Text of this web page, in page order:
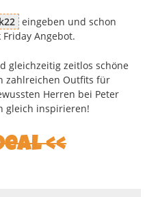
eingeben und schon
Angebot.
gleichzeitig zeitlos schöne
zahlreichen Outfits für
Herren bei Peter
gleich inspirieren!